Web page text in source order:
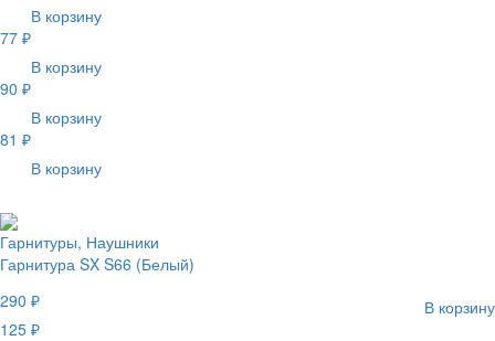
В корзину
77 ₽
В корзину
90 ₽
В корзину
81 ₽
В корзину
Гарнитуры, Наушники
Гарнитура SX S66 (Белый)
290 ₽
В корзину
125 ₽